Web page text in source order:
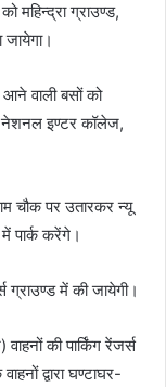
महिन्द्रा ग्राउण्ड,
वाली बसों को
नेशनल इण्टर कॉलेज,
चौक पर उतारकर न्यू
पार्क करेंगे।
ग्राउण्ड में की जायेगी।
की पार्किंग रेंजर्स
द्वारा घण्टाघर-